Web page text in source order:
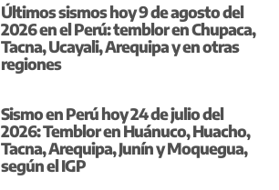
Últimos sismos hoy 9 de agosto del
2026 en el Perú: temblor en Chupaca,
Tacna, Ucayali, Arequipa y en otras
regiones
Sismo en Perú hoy 24 de julio del
2026: Temblor en Huánuco, Huacho,
Tacna, Arequipa, Junín y Moquegua,
según el IGP